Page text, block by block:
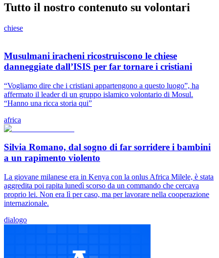
Tutto il nostro contenuto su volontari
chiese
Musulmani iracheni ricostruiscono le chiese
danneggiate dall’ISIS per far tornare i cristiani
“Vogliamo dire che i cristiani appartengono a questo luogo”, ha
affermato il leader di un gruppo islamico volontario di Mosul.
“Hanno una ricca storia qui”
africa
Silvia Romano, dal sogno di far sorridere i bambini
a un rapimento violento
La giovane milanese era in Kenya con la onlus Africa Milele, è stata
aggredita poi rapita lunedì scorso da un commando che cercava
proprio lei. Non era lì per caso, ma per lavorare nella cooperazione
internazionale.
dialogo